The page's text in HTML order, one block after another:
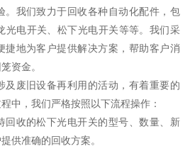
。我们致力于回收各种自动化配件，包
光电开关、松下光电开关等等。我们采
捷地为客户提供解决方案，帮助客户消
资金。
及废旧设备再利用的活动，有着重要的
中，我们严格按照以下流程操作：
收的松下光电开关的型号、数量、新
供准确的回收方案。